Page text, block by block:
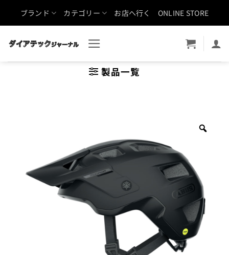
ブランド カテゴリー お店へ行く ONLINE STORE
製品一覧